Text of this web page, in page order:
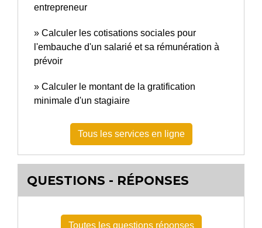
entrepreneur
Calculer les cotisations sociales pour
l'embauche d'un salarié et sa rémunération à
prévoir
Calculer le montant de la gratification
minimale d'un stagiaire
Tous les services en ligne
QUESTIONS - RÉPONSES
Toutes les questions réponses